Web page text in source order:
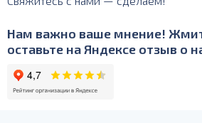
Нам важно ваше мнение!
оставьте на Яндексе отзыв о